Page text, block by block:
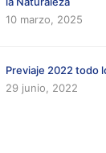
10 marzo, 2025
Previaje 2022 todo
29 junio, 2022